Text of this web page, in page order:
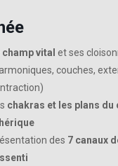
champ vital et ses
couches,
chakras et les plans du
des 7 canaux